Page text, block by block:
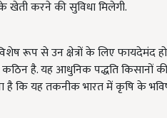
खेती करने की सुविधा मिलेगी.
रूप से उन क्षेत्रों के लिए फायदेमंद
कठिन है. यह आधुनिक पद्धति
है कि यह तकनीक भारत में कृषि के